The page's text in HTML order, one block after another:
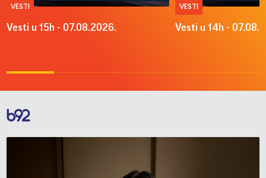
VESTI
Vesti u 15h - 07.08.2026.
VESTI
Vesti u 14h -